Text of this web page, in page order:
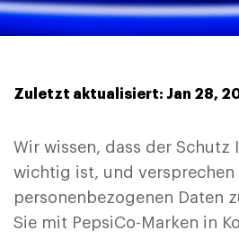
Zuletzt aktualisiert: Jan 28,
Wir wissen, dass der Schutz
wichtig ist, und versprechen
personenbezogenen Daten
Sie mit PepsiCo-Marken in